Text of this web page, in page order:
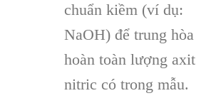
chuẩn kiềm (ví dụ:
NaOH) để trung hòa
hoàn toàn lượng axit
nitric có trong mẫu.